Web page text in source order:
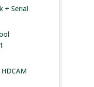
+ Serial